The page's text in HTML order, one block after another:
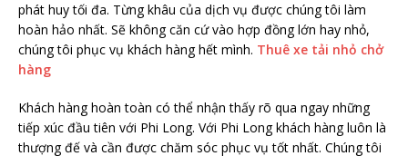
phát huy tối đa. Từng khâu của dịch vụ được chúng tôi làm
hoàn hảo nhất. Sẽ không căn cứ vào hợp đồng lớn hay nhỏ,
chúng tôi phục vụ khách hàng hết mình. Thuê xe tải nhỏ chở
hàng
Khách hàng hoàn toàn có thể nhận thấy rõ qua ngay những
tiếp xúc đầu tiên với Phi Long. Với Phi Long khách hàng luôn là
thượng đế và cần được chăm sóc phục vụ tốt nhất. Chúng tôi